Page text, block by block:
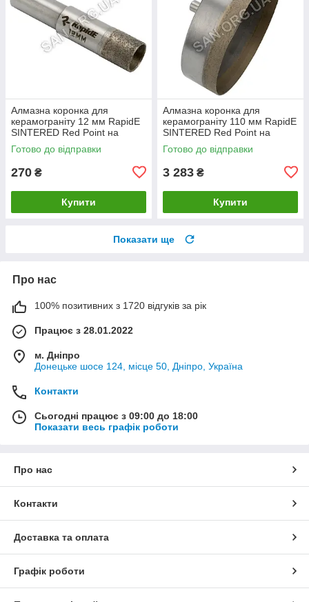
Алмазна коронка для
керамограніту 12 мм RapidE
SINTERED Red Point на
Дриль
Готово до відправки
270 ₴
Купити
Алмазна коронка для
керамограніту 110 мм RapidE
SINTERED Red Point на
Дриль
Готово до відправки
3 283 ₴
Купити
Показати ще
Про нас
100% позитивних з 1720 відгуків за рік
Працює з 28.01.2022
м. Дніпро
Донецьке шосе 124, місце 50, Дніпро, Україна
Контакти
Сьогодні працює з 09:00 до 18:00
Показати весь графік роботи
Про нас
Контакти
Доставка та оплата
Графік роботи